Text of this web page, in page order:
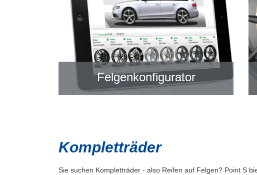
Felgenkonfigurator
Kompletträder
Sie suchen Kompletträder - also Reifen auf Felgen? Point S